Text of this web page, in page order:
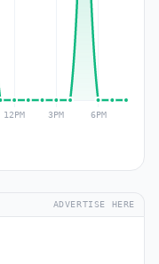
ADVERTISE HERE